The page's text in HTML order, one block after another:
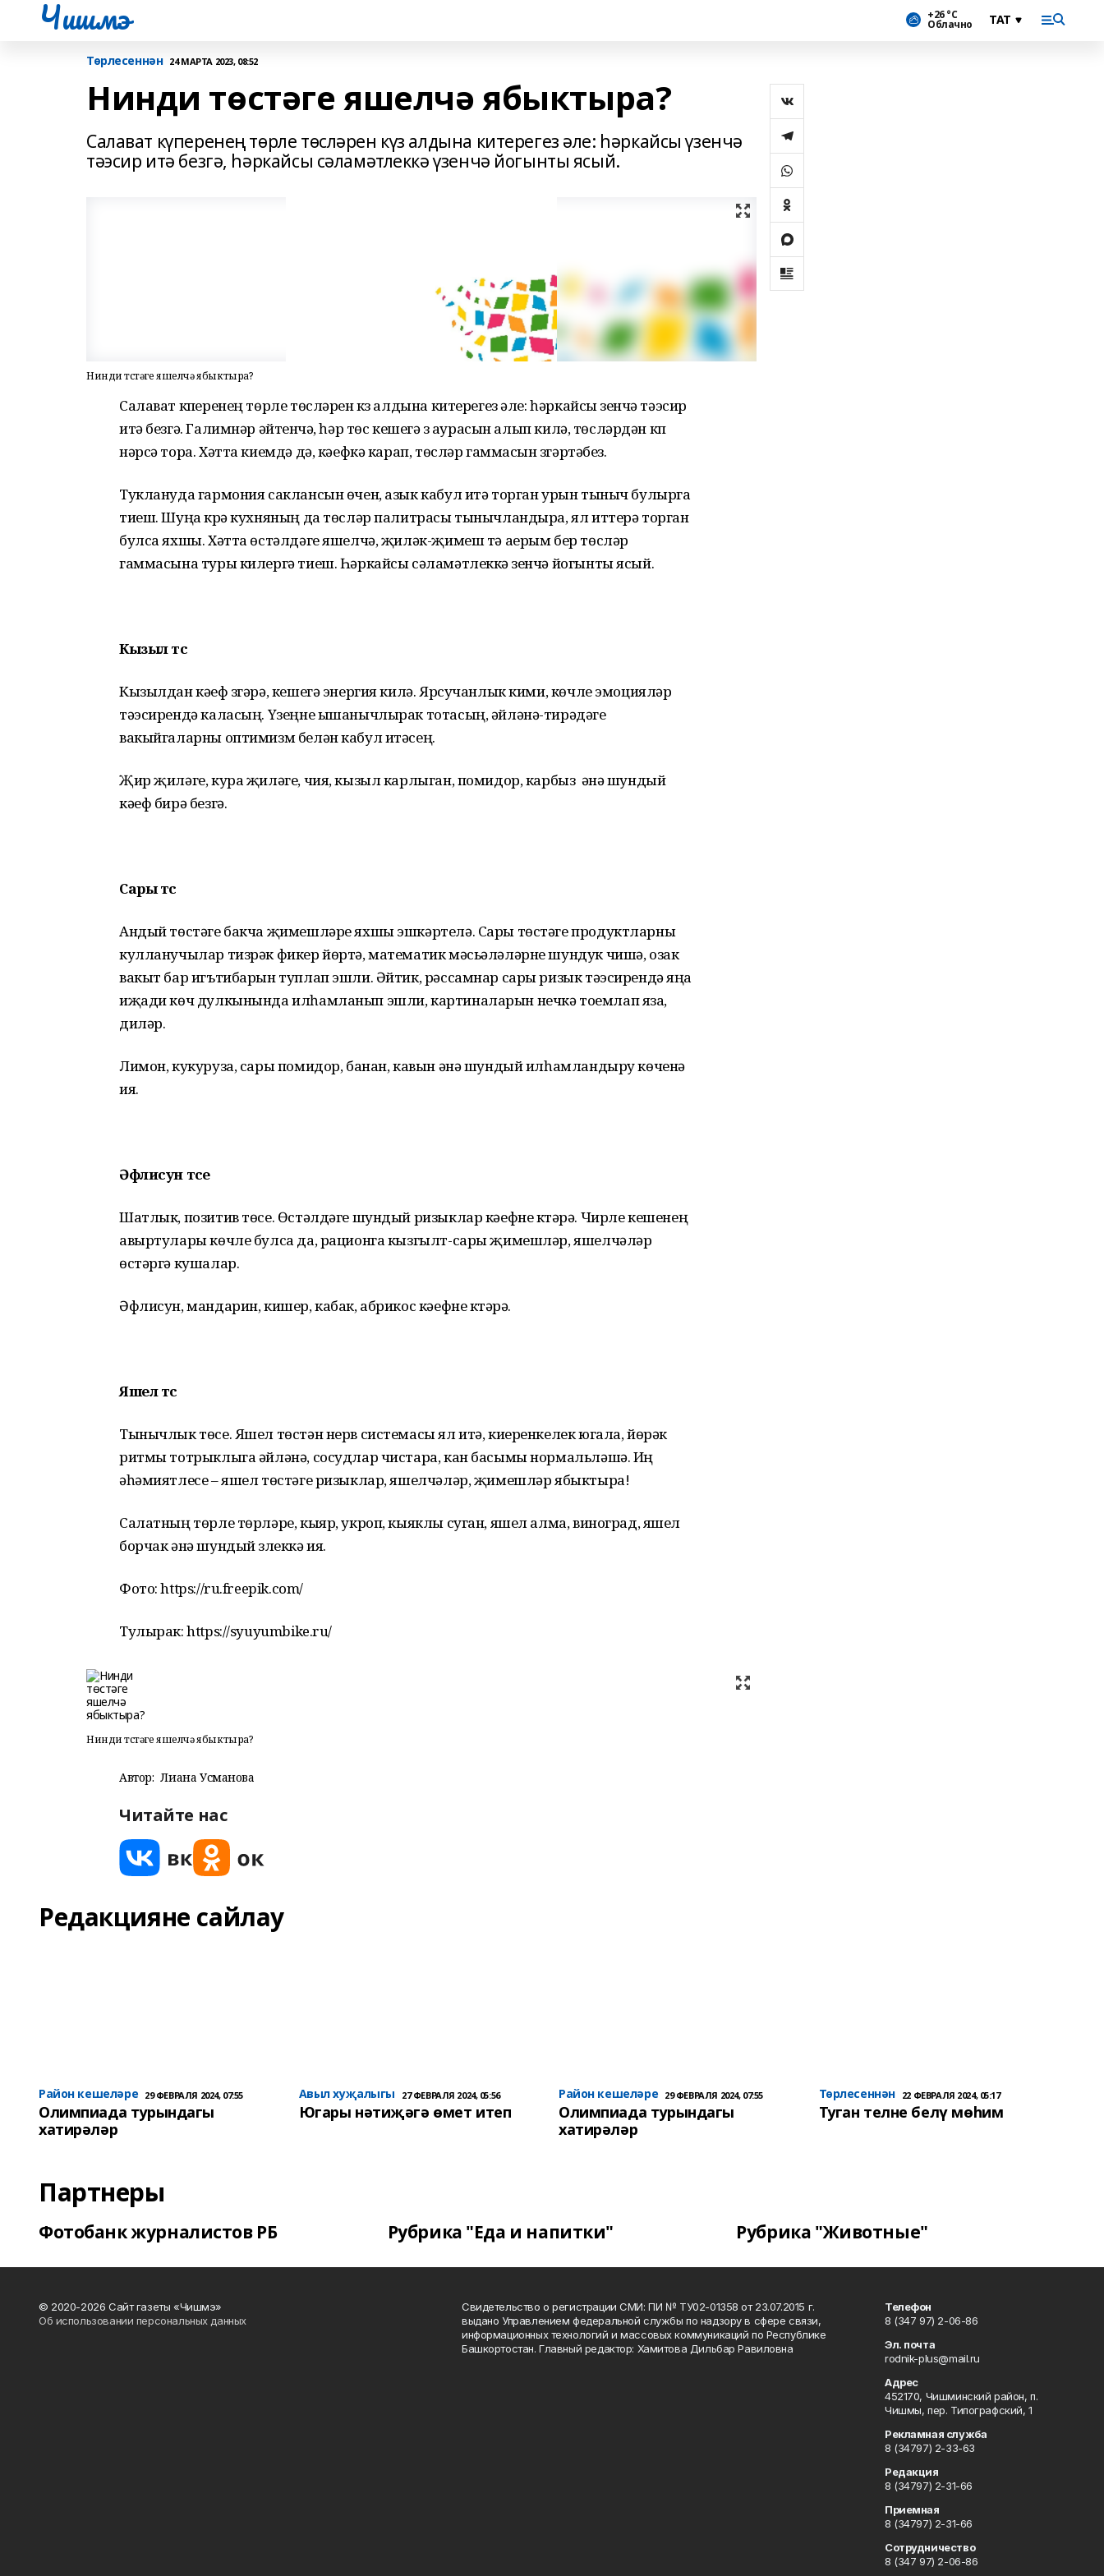
Чишмэ +26 °С
Облачно
Төрлесеннән 24 МАРТА 2023, 08:52
Нинди төстәге яшелчә ябыктыра?
Салават күперенең төрле төсләрен күз алдына китерегез әле: һәркайсы үзенчә
тәэсир итә безгә, һәркайсы сәламәтлеккә үзенчә йогынты ясый.
Нинди төстәге яшелчә ябыктыра?
Салават күперенең төрле төсләрен күз алдына китерегез әле: һәркайсы үзенчә тәэсир
итә безгә. Галимнәр әйтүенчә, һәр төс кешегә үз аурасын алып килә, төсләрдән күп
нәрсә тора. Хәтта киемдә дә, кәефкә карап, төсләр гаммасын үзгәртәбез.
Туклануда гармония саклансын өчен, азык кабул итә торган урын тыныч булырга
тиеш. Шуңа күрә кухняның да төсләр палитрасы тынычландыра, ял иттерә торган
булса яхшы. Хәтта өстәлдәге яшелчә, җиләк-җимеш тә аерым бер төсләр
гаммасына туры килергә тиеш. Һәркайсы сәламәтлеккә үзенчә йогынты ясый.
Кызыл төс
Кызылдан кәеф үзгәрә, кешегә энергия килә. Ярсучанлык кими, көчле эмоцияләр
тәэсирендә каласың. Үзеңне ышанычлырак тотасың, әйләнә-тирәдәге
вакыйгаларны оптимизм белән кабул итәсең.
Җир җиләге, кура җиләге, чия, кызыл карлыган, помидор, карбыз әнә шундый
кәеф бирә безгә.
Сары төс
Андый төстәге бакча җимешләре яхшы эшкәртелә. Сары төстәге продуктларны
кулланучылар тизрәк фикер йөртә, математик мәсьәләләрне шундук чишә, озак
вакыт бар игътибарын туплап эшли. Әйтик, рәссамнар сары ризык тәэсирендә яңа
иҗади көч дулкынында илһамланып эшли, картиналарын нечкә тоемлап яза,
диләр.
Лимон, кукуруза, сары помидор, банан, кавын әнә шундый илһамландыру көченә
ия.
Әфлисун төсе
Шатлык, позитив төсе. Өстәлдәге шундый ризыклар кәефне күтәрә. Чирле кешенең
авыртулары көчле булса да, рационга кызгылт-сары җимешләр, яшелчәләр
өстәргә кушалар.
Әфлисун, мандарин, кишер, кабак, абрикос кәефне күтәрә.
Яшел төс
Тынычлык төсе. Яшел төстән нерв системасы ял итә, киеренкелек югала, йөрәк
ритмы тотрыклыга әйләнә, сосудлар чистара, кан басымы нормальләшә. Иң
әһәмиятлесе – яшел төстәге ризыклар, яшелчәләр, җимешләр ябыктыра!
Салатның төрле төрләре, кыяр, укроп, кыяклы суган, яшел алма, виноград, яшел
борчак әнә шундый үзлеккә ия.
Фото: https://ru.freepik.com/
Тулырак: https://syuyumbike.ru/
Нинди төстәге яшелчә ябыктыра?
Автор: Лиана Усманова
Читайте нас
Редакцияне сайлау
Район кешеләре 29 ФЕВРАЛЯ 2024, 07:55
Олимпиада турындагы
хатирәләр
Авыл хуҗалыгы 27 ФЕВРАЛЯ 2024, 05:56
Югары нәтиҗәгә өмет итеп
Район кешеләре 29 ФЕВРАЛЯ 2024, 07:55
Олимпиада турындагы
хатирәләр
Төрлесеннән 22 ФЕВРАЛЯ 2024, 05:17
Туган телне белү мөһим
Партнеры
Фотобанк журналистов РБ Рубрика "Еда и напитки" Рубрика "Животные"
© 2020-2026 Сайт газеты «Чишмэ»
Об использовании персональных данных
Свидетельство о регистрации СМИ: ПИ № ТУ02-01358 от 23.07.2015 г.
выдано Управлением федеральной службы по надзору в сфере связи,
информационных технологий и массовых коммуникаций по Республике
Башкортостан. Главный редактор: Хамитова Дильбар Равиловна
Телефон
8 (347 97) 2-06-86
Эл. почта
rodnik-plus@mail.ru
Адрес
452170, Чишминский район, п.
Чишмы, пер. Типографский, 1
Рекламная служба
8 (34797) 2-33-63
Редакция
8 (34797) 2-31-66
Приемная
8 (34797) 2-31-66
Сотрудничество
8 (347 97) 2-06-86